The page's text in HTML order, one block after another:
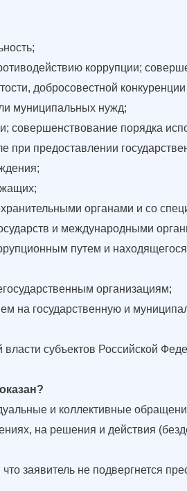
коррупции;
добросовестной конкуренции
муниципальных нужд;
совершенствование порядка
при предоставлении
органами и со
и международными
путем и
организациям;
на государственную и
субъектов Российской
и коллективные
на решения и действия
заявитель не подвергнется